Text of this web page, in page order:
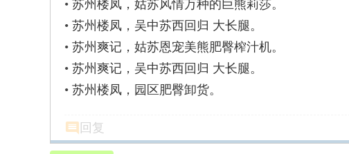
• 苏州楼凤，姑苏风情万种的巨熊莉莎。
• 苏州楼凤，吴中苏西回归 大长腿。
• 苏州爽记，姑苏恩宠美熊肥臀榨汁机。
• 苏州爽记，吴中苏西回归 大长腿。
• 苏州楼凤，园区肥臀卸货。
回复